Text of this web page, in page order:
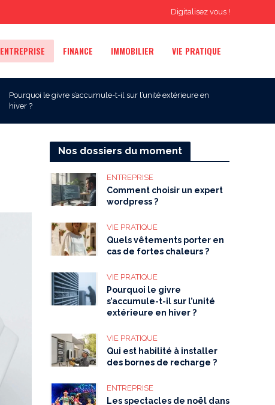
Digitalisez vous !
ENTREPRISE FINANCE IMMOBILIER VIE PRATIQUE
Pourquoi le givre s’accumule-t-il sur l’unité extérieure en
hiver ?
Nos dossiers du moment
ENTREPRISE
Comment choisir un expert
wordpress ?
VIE PRATIQUE
Quels vêtements porter en
cas de fortes chaleurs ?
VIE PRATIQUE
Pourquoi le givre
s’accumule-t-il sur l’unité
extérieure en hiver ?
VIE PRATIQUE
Qui est habilité à installer
des bornes de recharge ?
ENTREPRISE
Les spectacles de noël dans